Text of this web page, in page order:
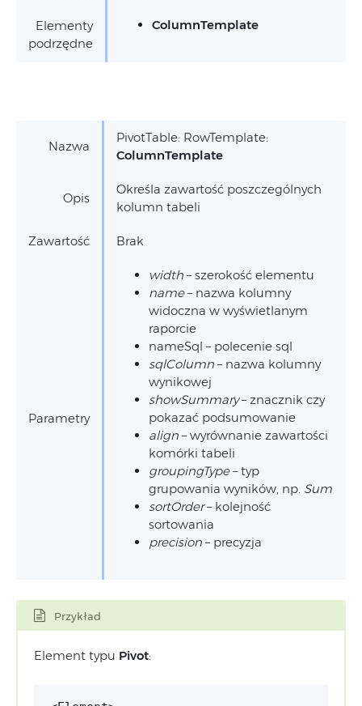
Elementy
podrzędne
ColumnTemplate
Nazwa
PivotTable: RowTemplate:
ColumnTemplate
Opis
Określa zawartość poszczególnych
kolumn tabeli
Zawartość Brak
Parametry
width – szerokość elementu
name– nazwa kolumny
widoczna w wyświetlanym
raporcie
nameSql – polecenie sql
sqlColumn – nazwa kolumny
wynikowej
showSummary– znacznik czy
pokazać podsumowanie
align – wyrównanie zawartości
komórki tabeli
groupingType– typ
grupowania wyników, np. Sum
sortOrder– kolejność
sortowania
precision – precyzja
Przykład
Element typu Pivot: